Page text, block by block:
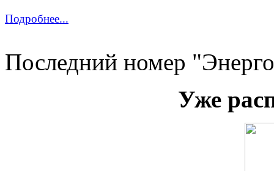
Подробнее...
Последний номер
Уже